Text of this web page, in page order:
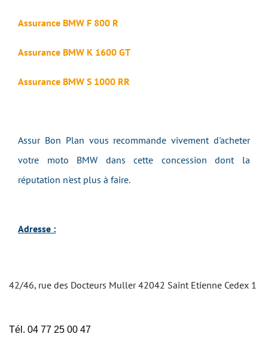
Assurance BMW F 800 R
Assurance BMW K 1600 GT
Assurance BMW S 1000 RR
Assur Bon Plan vous recommande vivement d'acheter
votre moto BMW dans cette concession dont la
réputation n'est plus à faire.
Adresse :
42/46, rue des Docteurs Muller 42042 Saint Etienne Cedex 1
Tél. 04 77 25 00 47